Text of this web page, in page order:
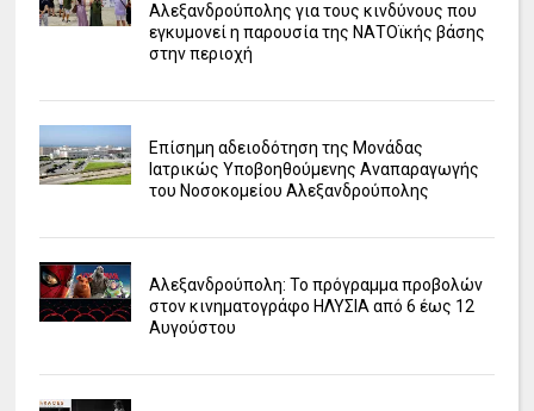
Αλεξανδρούπολης για τους κινδύνους που
εγκυμονεί η παρουσία της ΝΑΤΟϊκής βάσης
στην περιοχή
Επίσημη αδειοδότηση της Μονάδας
Ιατρικώς Υποβοηθούμενης Αναπαραγωγής
του Νοσοκομείου Αλεξανδρούπολης
Αλεξανδρούπολη: Το πρόγραμμα προβολών
στον κινηματογράφο ΗΛΥΣΙΑ από 6 έως 12
Αυγούστου